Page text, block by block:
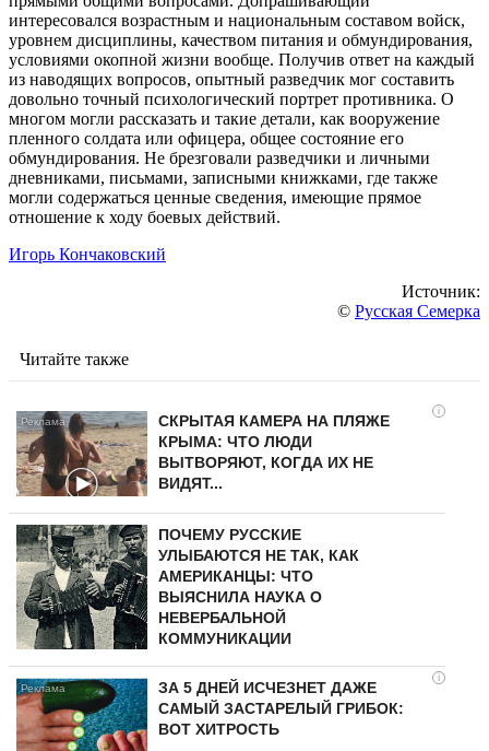
интересовался возрастным и национальным составом войск,
уровнем дисциплины, качеством питания и обмундирования,
условиями окопной жизни вообще. Получив ответ на каждый
из наводящих вопросов, опытный разведчик мог составить
довольно точный психологический портрет противника. О
многом могли рассказать и такие детали, как вооружение
пленного солдата или офицера, общее состояние его
обмундирования. Не брезговали разведчики и личными
дневниками, письмами, записными книжками, где также
могли содержаться ценные сведения, имеющие прямое
отношение к ходу боевых действий.
Игорь Кончаковский
Источник:
© Русская Семерка
Читайте также
i
СКРЫТАЯ КАМЕРА НА ПЛЯЖЕ
КРЫМА: ЧТО ЛЮДИ
ВЫТВОРЯЮТ, КОГДА ИХ НЕ
ВИДЯТ...
ПОЧЕМУ РУССКИЕ
УЛЫБАЮТСЯ НЕ ТАК, КАК
АМЕРИКАНЦЫ: ЧТО
ВЫЯСНИЛА НАУКА О
НЕВЕРБАЛЬНОЙ
КОММУНИКАЦИИ
i
ЗА 5 ДНЕЙ ИСЧЕЗНЕТ ДАЖЕ
САМЫЙ ЗАСТАРЕЛЫЙ ГРИБОК:
ВОТ ХИТРОСТЬ